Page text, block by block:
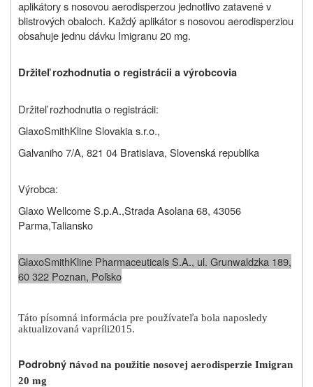
aplikátory s nosovou aerodisperzou jednotlivo zatavené v
blistrových obaloch. Každý aplikátor s nosovou aerodisperziou
obsahuje jednu dávku Imigranu 20 mg.
Držiteľ rozhodnutia o registrácii a výrobcovia
Držiteľ rozhodnutia o registrácii:
GlaxoSmithKline Slovakia s.r.o.,
Galvaniho 7/A, 821 04 Bratislava, Slovenská republika
Výrobca:
Glaxo Wellcome S.p.A.,Strada Asolana 68, 43056
Parma,Taliansko
GlaxoSmithKline Pharmaceuticals S.A., ul. Grunwaldzka 189,
60 322 Poznan, Poľsko
Táto písomná informácia pre používateľa bola naposledy
aktualizovaná vapríli2015.
Podrobný návod na použitie nosovej aerodisperzie Imigran
20 mg